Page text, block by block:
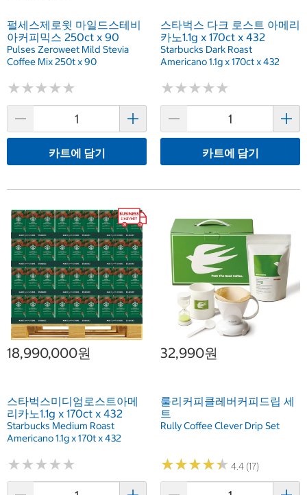
펄세스제로윗 마일드스테비
아커피믹스 250ct x 90
Pulses Zeroweet Mild Stevia
Coffee Mix 250t x 90
★★★★★
★★★★★
카트에 담기
스타벅스 다크 로스트 아메리
카노1.1g x 170ct x 432
Starbucks Dark Roast
Americano 1.1g x 170ct x 432
★★★★★
★★★★★
카트에 담기
18,990,000원
스타벅스미디엄로스트아메
리카노1.1g x 170ct x 432
Starbucks Medium Roast
Americano 1.1g x 170t x 432
★★★★★
★★★★★
32,990원
룰리커피클레버커피드립 세
트
Rully Coffee Clever Drip Set
★★★★★
★★★★★ 4.4 (17)